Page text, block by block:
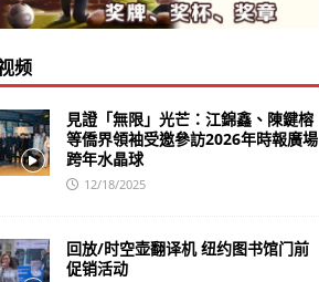
频
見證「無限」光芒：江錦鑫、陳鍵榕
等僑界領袖受邀參訪2026年時報廣場
跨年水晶球
12/18/2025
回放/时空壶翻译机 纽约图书馆门前
促销活动